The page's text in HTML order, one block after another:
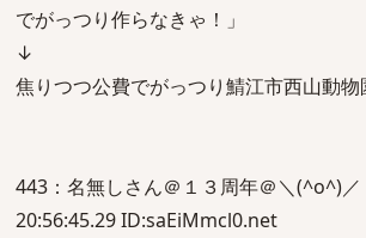
でがっつり作らなきゃ！」
↓
焦りつつ公費でがっつり鯖江市西山動物
443：名無しさん＠１３周年＠＼(^o^)
20:56:45.29 ID:saEiMmcl0.net